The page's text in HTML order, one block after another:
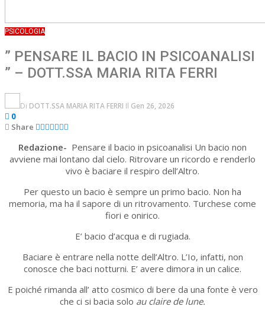
PSICOLOGIA
” PENSARE IL BACIO IN PSICOANALISI
” – DOTT.SSA MARIA RITA FERRI
Di DOTT.SSA MARIA RITA FERRI Il Gen 26, 2026
0
Share
Redazione- Pensare il bacio in psicoanalisi Un bacio non
avviene mai lontano dal cielo. Ritrovare un ricordo e renderlo
vivo è baciare il respiro dell’Altro.
Per questo un bacio è sempre un primo bacio. Non ha
memoria, ma ha il sapore di un ritrovamento. Turchese come
fiori e onirico.
E’ bacio d’acqua e di rugiada.
Baciare è entrare nella notte dell’Altro. L’Io, infatti, non
conosce che baci notturni. E’ avere dimora in un calice.
E poiché rimanda all’ atto cosmico di bere da una fonte è vero
che ci si bacia solo au claire de lune.